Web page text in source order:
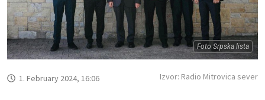
Foto Srpska lista
1. February 2024, 16:06 Izvor: Radio Mitrovica sever